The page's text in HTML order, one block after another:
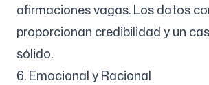
afirmaciones vagas. Los datos
proporcionan credibilidad y un
sólido.
6. Emocional y Racional